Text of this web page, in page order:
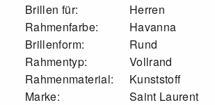
Brillen für:
Herren
Rahmenfarbe:
Havanna
Brillenform:
Rund
Rahmentyp:
Vollrand
Rahmenmaterial:
Kunststoff
Marke:
Saint Laurent